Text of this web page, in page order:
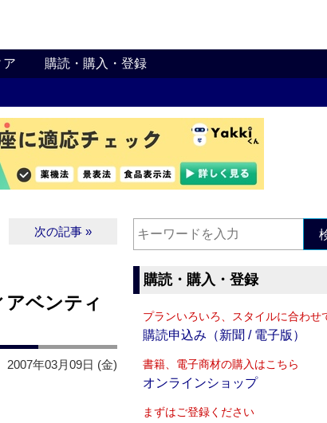
ア 購読・購入・登録
次の記事 »
アベンティ
2007年03月09日 (金)
購読・購入・登録
プランいろいろ、スタイルに合わせ
購読申込み（新聞 / 電子版）
書籍、電子商材の購入はこちら
オンラインショップ
まずはご登録ください